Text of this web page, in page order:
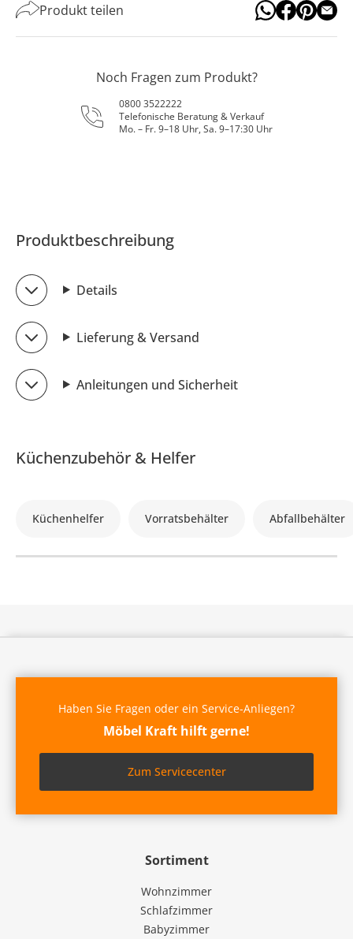
Produkt teilen
Noch Fragen zum Produkt?
0800 3522222
Telefonische Beratung & Verkauf
Mo. – Fr. 9–18 Uhr, Sa. 9–17:30 Uhr
Produktbeschreibung
Details
Lieferung & Versand
Anleitungen und Sicherheit
Küchenzubehör & Helfer
Küchenhelfer Vorratsbehälter Abfallbehälter
Sortiment
Wohnzimmer
Schlafzimmer
Babyzimmer
Haben Sie Fragen oder ein Service-Anliegen?
Möbel Kraft hilft gerne!
Zum Servicecenter